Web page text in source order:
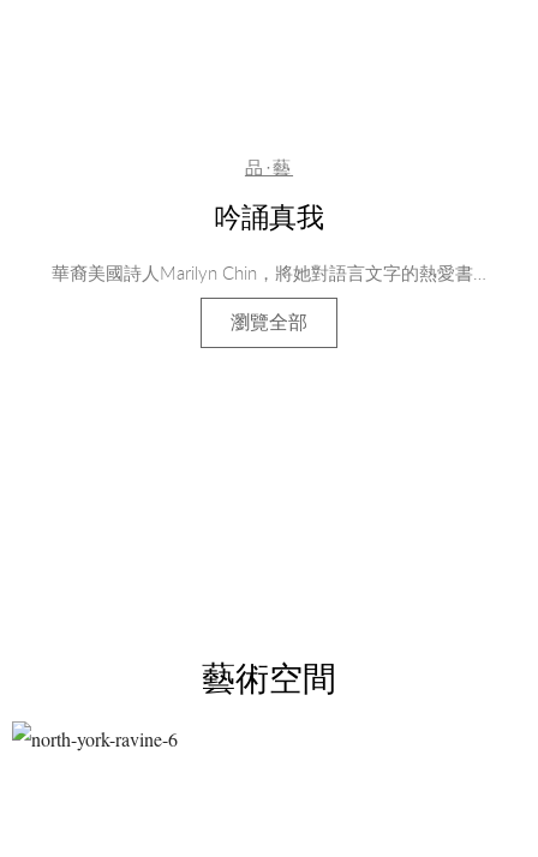
品·藝
吟誦真我
華裔美國詩人Marilyn Chin，將她對語言文字的熱愛書…
瀏覽全部
藝術空間